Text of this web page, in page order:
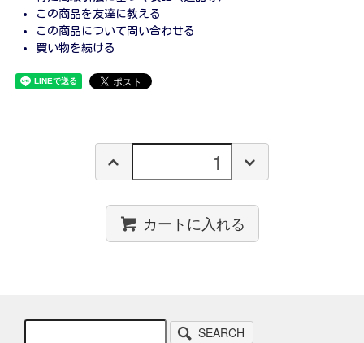
この商品を友達に教える
この商品について問い合わせる
買い物を続ける
カートに入れる
SEARCH